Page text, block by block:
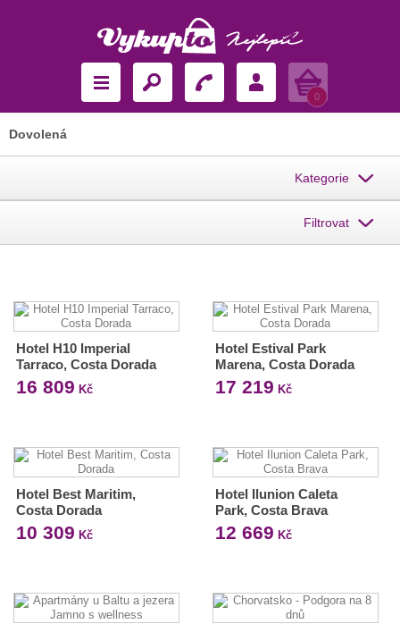
Košík
0
Dovolená
Kategorie
Filtrovat
Hotel H10 Imperial
Tarraco, Costa Dorada
16 809 Kč
Hotel Estival Park
Marena, Costa Dorada
17 219 Kč
Hotel Best Maritim,
Costa Dorada
10 309 Kč
Hotel Ilunion Caleta
Park, Costa Brava
12 669 Kč